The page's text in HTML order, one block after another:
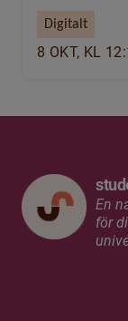
Digitalt
8 OKT, KL
En
för